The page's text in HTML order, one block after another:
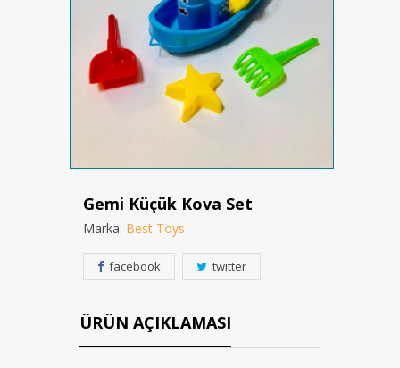
Gemi Küçük Kova Set
Marka: Best Toys
facebook twitter
ÜRÜN AÇIKLAMASI